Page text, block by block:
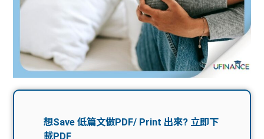
分享
大學
生學
搵工
Gui
de
nce
校園
贊助
我們